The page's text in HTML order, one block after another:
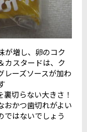
が増し、卵のコク
カスタードは、ク
レーズソースが加わ
裏切らない大きさ！
おかつ歯切れがよい
ではないでしょう